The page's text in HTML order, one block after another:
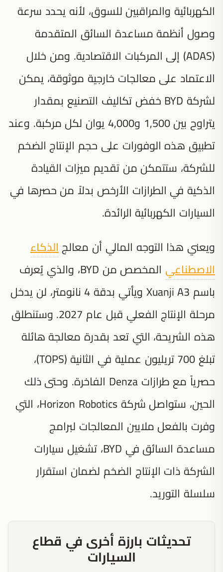
الكهربائية والمراقبين للسوق، لأنه يحدد سرعة
وصول أنظمة مساعدة السائق المتقدمة
(ADAS) إلى المركبات الاقتصادية. ومن خلال
الاعتماد على معالجات خارجية موثوقة، يمكن
لشركة BYD خفض تكاليف التصنيع بمقدار
يتراوح بين 1,500 و4,000 يوان لكل مركبة. وعند
تطبيق هذه الوفورات على حجم الإنتاج الضخم
للشركة، ستتمكن من تقديم ميزات القيادة
الذكية في الطرازات الأرخص بدلاً من حصرها في
السيارات الكهربائية الرائدة.
ويعني هذا التوجه المالي أن معالجالذكاء
الاصطناعي
المخصص من BYD، والذي يُعرف
باسم Xuanji A3 ويأتي بدقة 4 نانومتر، لن يدخل
مرحلة الإنتاج الفعلي قبل عام 2027. وستنطلق
هذه الشريحة، التي تعد بقدرة معالجة هائلة
تبلغ 700 تريليون عملية في الثانية (TOPS)،
حصرياً مع طرازات Denza الفاخرة. وحتى ذلك
الحين، ستواصل شركة Horizon Robotics، التي
وفرت بالفعل ملايين المعالجات لبرامج
مساعدة السائق في BYD، تشغيل سيارات
الشركة ذات الإنتاج الضخم لضمان استقرار
سلسلة التوريد.
تحديثات بارزة أخرى في قطاع
السيارات